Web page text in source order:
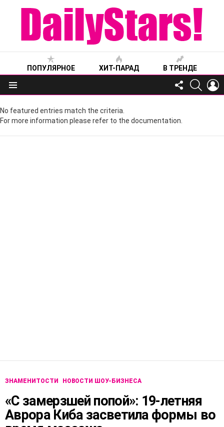
ПОПУЛЯРНОЕ ХИТ-ПАРАД В ТРЕНДЕ
Меню
FOLLOW
US
No featured entries match the criteria.
For more information please refer to the documentation.
ЗНАМЕНИТОСТИ НОВОСТИ ШОУ-БИЗНЕСА
«С замерзшей попой»: 19-летняя
Аврора Киба засветила формы во